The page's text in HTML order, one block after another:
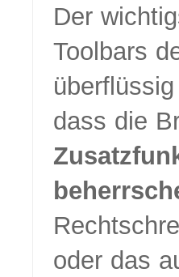
Der
Toolbars
dass die
oder das